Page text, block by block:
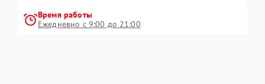
Время работы
Ежедневно с 9:00 до 21:00